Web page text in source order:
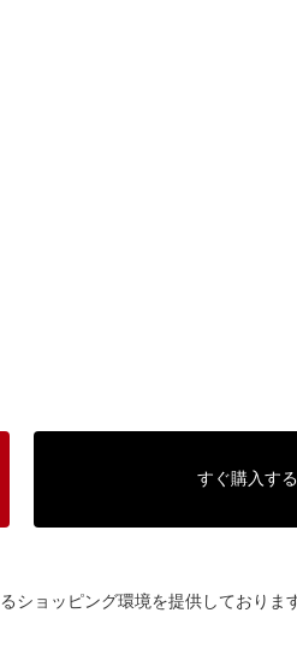
すぐ購入する
ショッピング環境を提供しておりま